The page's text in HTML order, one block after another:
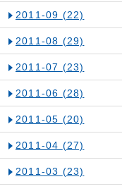
2011-09 (22)
2011-08 (29)
2011-07 (23)
2011-06 (28)
2011-05 (20)
2011-04 (27)
2011-03 (23)